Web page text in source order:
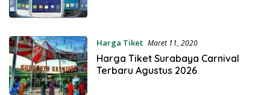
Harga Tiket Maret 11, 2020
Harga Tiket Surabaya Carnival
Terbaru Agustus 2026